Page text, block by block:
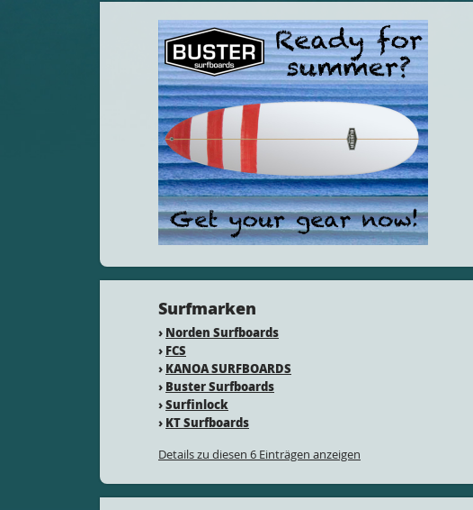
Surfmarken
› Norden Surfboards
› FCS
› KANOA SURFBOARDS
› Buster Surfboards
›Surfinlock
› KT Surfboards
Details zu diesen 6 Einträgen anzeigen